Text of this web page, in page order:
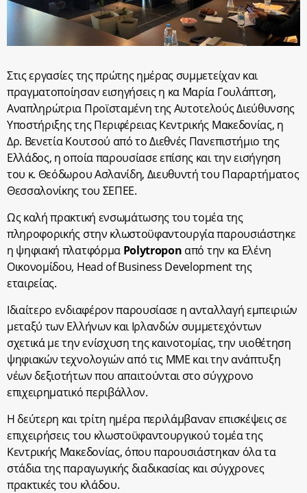
Στις εργασίες της πρώτης ημέρας συμμετείχαν και
πραγματοποίησαν εισηγήσεις η κα Μαρία Γουλάπτση,
Αναπληρώτρια Προϊσταμένη της Αυτοτελούς Διεύθυνσης
Υποστήριξης της Περιφέρειας Κεντρικής Μακεδονίας, η
Δρ. Βενετία Κουτσού από το Διεθνές Πανεπιστήμιο της
Ελλάδος, η οποία παρουσίασε επίσης και την εισήγηση
του κ. Θεόδωρου Ασλανίδη, Διευθυντή του Παραρτήματος
Θεσσαλονίκης του ΣΕΠΕΕ.
Ως καλή πρακτική ενσωμάτωσης του τομέα της
πληροφορικής στην κλωστοϋφαντουργία παρουσιάστηκε
η ψηφιακή πλατφόρμα Polytropon από την κα Ελένη
Οικονομίδου, Head of Business Development της
εταιρείας.
Ιδιαίτερο ενδιαφέρον παρουσίασε η ανταλλαγή εμπειριών
μεταξύ των Ελλήνων και Ιρλανδών συμμετεχόντων
σχετικά με την ενίσχυση της καινοτομίας, την υιοθέτηση
ψηφιακών τεχνολογιών από τις ΜΜΕ και την ανάπτυξη
νέων δεξιοτήτων που απαιτούνται στο σύγχρονο
επιχειρηματικό περιβάλλον.
Η δεύτερη και τρίτη ημέρα περιλάμβαναν επισκέψεις σε
επιχειρήσεις του κλωστοϋφαντουργικού τομέα της
Κεντρικής Μακεδονίας, όπου παρουσιάστηκαν όλα τα
στάδια της παραγωγικής διαδικασίας και σύγχρονες
πρακτικές του κλάδου.